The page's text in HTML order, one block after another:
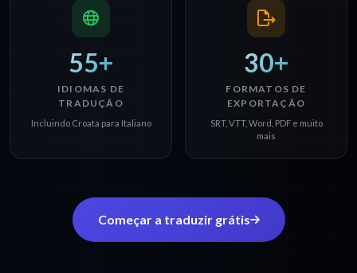
55+
IDIOMAS DE
TRADUÇÃO
Incluindo Croata para Italiano
30+
FORMATOS DE
EXPORTAÇÃO
SRT, VTT, Word, PDF e muito
mais
Começar a traduzir grátis